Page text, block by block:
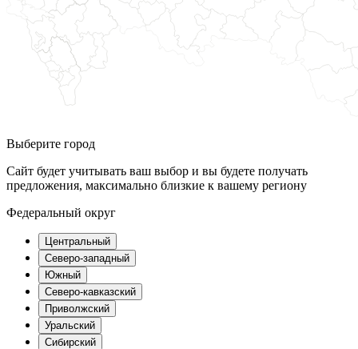
Выберите город
Сайт будет учитывать ваш выбор и вы будете получать
предложения, максимально близкие к вашему региону
Федеральный округ
Центральный
Северо-западный
Южный
Северо-кавказский
Приволжский
Уральский
Сибирский